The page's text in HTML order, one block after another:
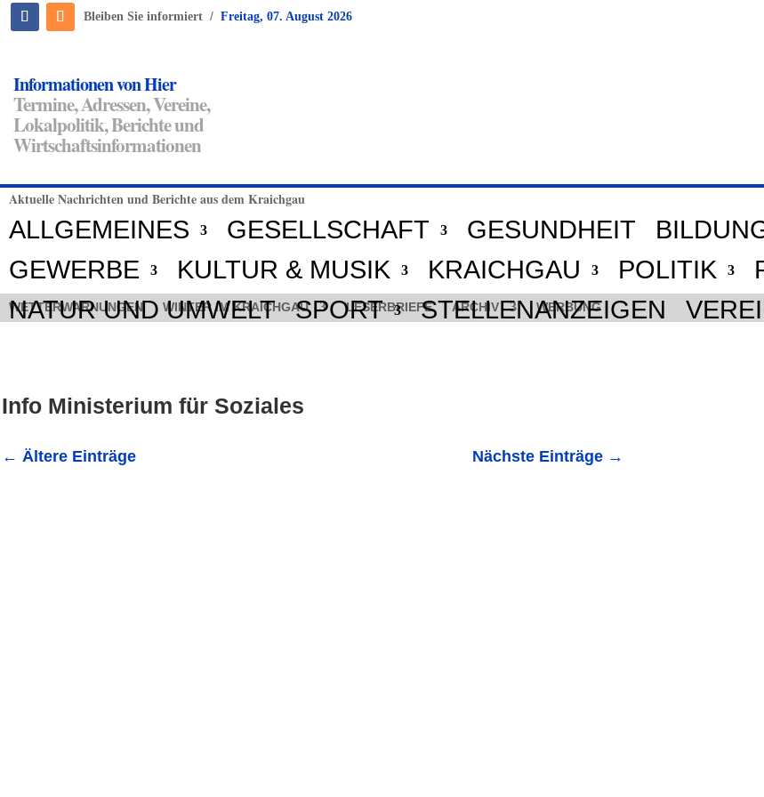
Bleiben Sie informiert / Freitag, 07. August 2026
Informationen von Hier
Termine, Adressen, Vereine,
Lokalpolitik, Berichte und
Wirtschaftsinformationen
Aktuelle Nachrichten und Berichte aus dem Kraichgau
ALLGEMEINES GESELLSCHAFT GESUNDHEIT
GEWERBE
KULTUR & MUSIK KRAICHGAU POLITIK
NATUR UND UMWELT
SPORT STELLENANZEIGEN
WETTERWARNUNGEN WINTER IM KRAICHGAU LESERBRIEFE ARCHIV WERBUNG
Info Ministerium für Soziales
← Ältere Einträge Nächste Einträge→